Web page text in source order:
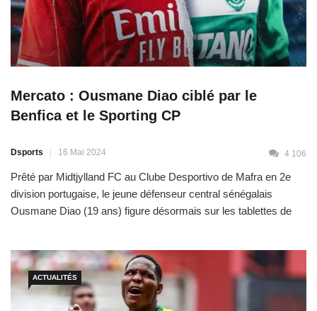
Mercato : Ousmane Diao ciblé par le
Benfica et le Sporting CP
Dsports 16 Mai 2024 4 106
Prêté par Midtjylland FC au Clube Desportivo de Mafra en 2e
division portugaise, le jeune défenseur central sénégalais
Ousmane Diao (19 ans) figure désormais sur les tablettes de
fait sa Une […]
ACTUALITÉS